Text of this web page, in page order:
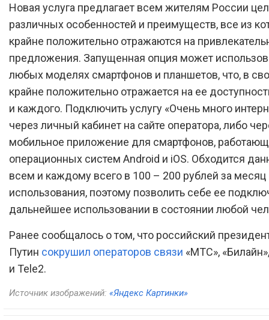
Новая услуга предлагает всем жителям России
различных особенностей и преимуществ, все из
крайне положительно отражаются на
предложения. Запущенная опция может
любых моделях смартфонов и планшетов, что, в
крайне положительно отражается на ее
и каждого. Подключить услугу «Очень много
через личный кабинет на сайте оператора, либо
мобильное приложение для смартфонов,
операционных систем Android и iOS. Обходится
всем и каждому всего в 100 – 200 рублей за месяц
использования, поэтому позволить себе ее
дальнейшее использовании в состоянии любой
Ранее сообщалось о том, что российский
Путин сокрушил операторов связи «МТС»,
и Tele2.
Источник изображений: «Яндекс Картинки»